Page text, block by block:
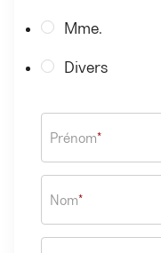
Mme.
Divers
Prénom*
Nom*